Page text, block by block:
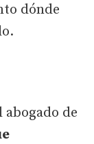
dónde
de